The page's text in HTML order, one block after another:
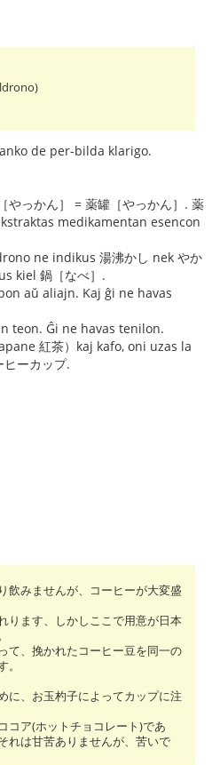
de per-bilda klarigo.
っかん］ = 薬罐［やっかん］. 薬
medikamentan esencon
ne indikus 湯沸かし nek やか
kiel 鍋［なべ］.
aŭ aliajn. Kaj ĝi ne havas
teon. Ĝi ne havas tenilon.
紅茶）kaj kafo, oni uzas la
ーカップ.
飲みませんが、コーヒーが大変盛
ります、しかしここで用意が日本
て、挽かれたコーヒー豆を同一の
に、お玉杓子によってカップに注
コア(ホットチョコレート)であ
れは甘苦ありませんが、苦いで